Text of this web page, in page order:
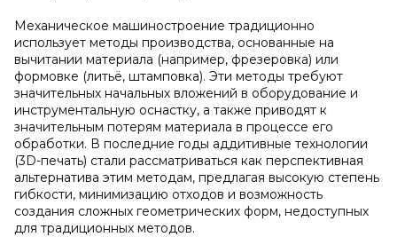
Механическое машиностроение традиционно
использует методы производства, основанные на
вычитании материала (например, фрезеровка) или
формовке (литьё, штамповка). Эти методы требуют
значительных начальных вложений в оборудование и
инструментальную оснастку, а также приводят к
значительным потерям материала в процессе его
обработки. В последние годы аддитивные технологии
(3D-печать) стали рассматриваться как перспективная
альтернатива этим методам, предлагая высокую степень
гибкости, минимизацию отходов и возможность
создания сложных геометрических форм, недоступных
для традиционных методов.